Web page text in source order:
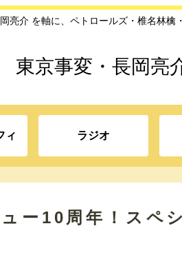
亮介 を軸に、ペトロールズ・椎名林檎
東京事変・長岡亮
ィ ラジオ
ー10周年！スペ